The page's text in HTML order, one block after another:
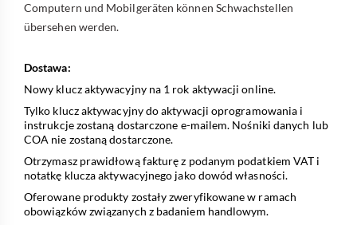
Computern und Mobilgeräten können Schwachstellen
übersehen werden.
Dostawa:
Nowy klucz aktywacyjny na 1 rok aktywacji online.
Tylko klucz aktywacyjny do aktywacji oprogramowania i
instrukcje zostaną dostarczone e-mailem. Nośniki danych lub
COA nie zostaną dostarczone.
Otrzymasz prawidłową fakturę z podanym podatkiem VAT i
notatkę klucza aktywacyjnego jako dowód własności.
Oferowane produkty zostały zweryfikowane w ramach
obowiązków związanych z badaniem handlowym.